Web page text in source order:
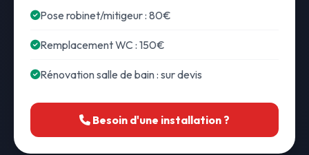
Pose robinet/mitigeur : 80€
Remplacement WC : 150€
Rénovation salle de bain : sur devis
Besoin d'une installation ?